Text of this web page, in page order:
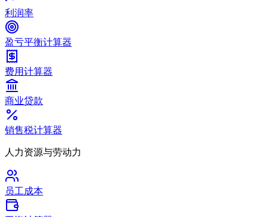
利润率
盈亏平衡计算器
费用计算器
商业贷款
销售税计算器
人力资源与劳动力
员工成本